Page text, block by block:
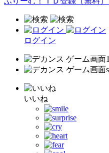
ログイン
いいね